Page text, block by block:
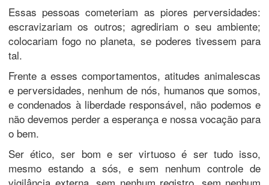
Essas pessoas cometeriam as piores perversidades:
escravizariam os outros; agrediriam o seu ambiente;
colocariam fogo no planeta, se poderes tivessem para
tal.
Frente a esses comportamentos, atitudes animalescas
e perversidades, nenhum de nós, humanos que somos,
e condenados à liberdade responsável, não podemos e
não devemos perder a esperança e nossa vocação para
o bem.
Ser ético, ser bom e ser virtuoso é ser tudo isso,
mesmo estando a sós, e sem nenhum controle de